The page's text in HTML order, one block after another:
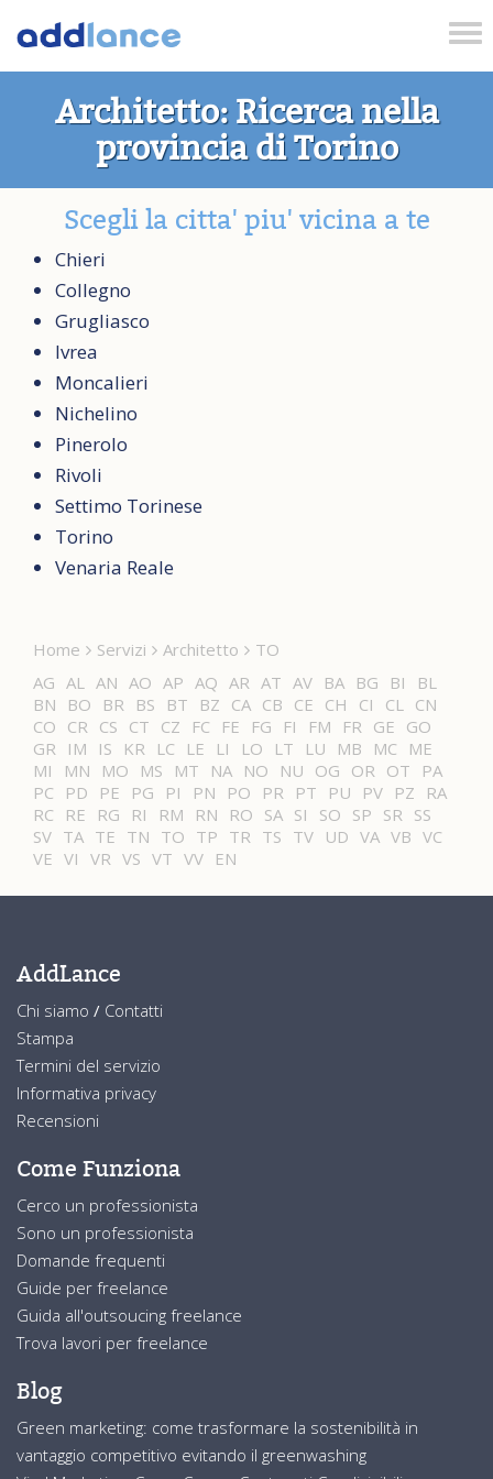
Architetto: Ricerca nella
provincia di Torino
Scegli la citta' piu' vicina a te
Chieri
Collegno
Grugliasco
Ivrea
Moncalieri
Nichelino
Pinerolo
Rivoli
Settimo Torinese
Torino
Venaria Reale
Home Servizi Architetto
TO
AG AL AN AO AP AQ AR AT AV BA BG BI
BL
BN
BO BR BS BT BZ CA CB CE CH CI CL CN
CO CR CS CT CZ FC FE FG FI FM FR GE GO
GR IM IS KR LC LE LI LO LT LU MB MC
ME
MI
MN MO MS MT NA NO NU OG OR OT
PA
PC
PD PE PG PI PN PO PR PT PU PV PZ
RA
RC
RE RG RI RM RN RO SA SI SO SP SR SS
SV TA TE TN TO TP TR TS TV UD VA VB VC
VE VI VR VS VT VV EN
AddLance
Chi siamo / Contatti
Stampa
Termini del servizio
Informativa privacy
Recensioni
Come Funziona
Cerco un professionista
Sono un professionista
Domande frequenti
Guide per freelance
Guida all'outsoucing freelance
Trova lavori per freelance
Blog
Green marketing: come trasformare la sostenibilità in
vantaggio competitivo evitando il greenwashing